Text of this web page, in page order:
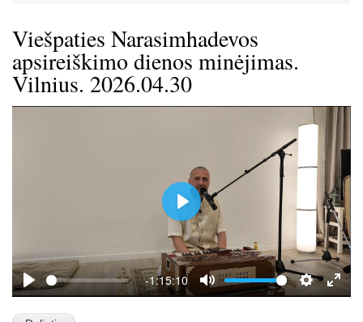
Viešpaties Narasimhadevos
apsireiškimo dienos minėjimas.
Vilnius. 2026.04.30
P
l
-1:15:10
M
S
E
P
l
a
y